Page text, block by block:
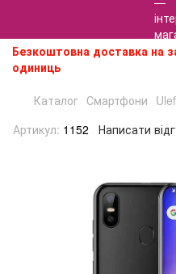
Безкоштовна доставка на
одиниць
Каталог Смартфони
Артикул: 1152 Написати